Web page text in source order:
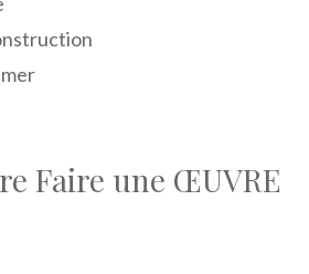
Faire une ŒUVRE